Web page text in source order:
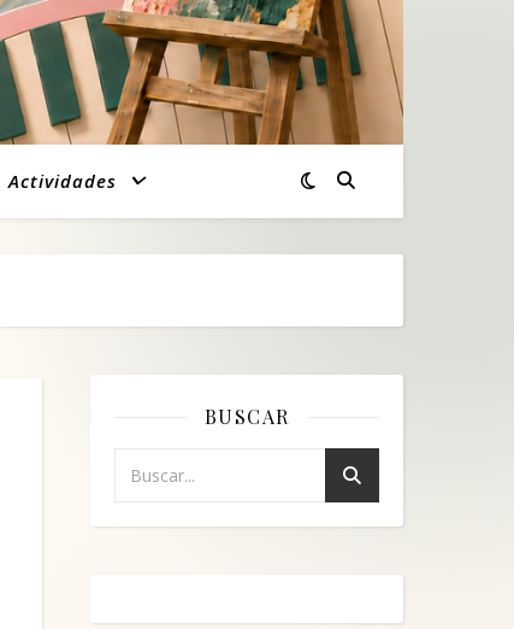
Actividades
BUSCAR